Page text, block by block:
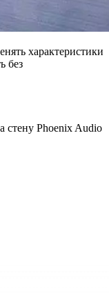
характеристики
без
Phoenix Audio